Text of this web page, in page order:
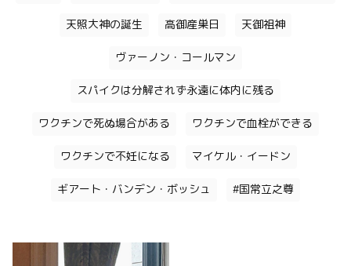
天照大神の誕生 高御産巣日 天御祖神
ヴァーノン・コールマン
スパイクは分解されず永遠に体内に残る
ワクチンで死ぬ場合がある ワクチンで血栓ができる
ワクチンで不妊になる マイケル・イードン
ギアート・バンデン・ボッシュ #国常立之尊